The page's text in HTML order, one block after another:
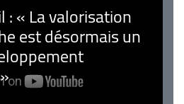
: « La valorisation
est désormais un